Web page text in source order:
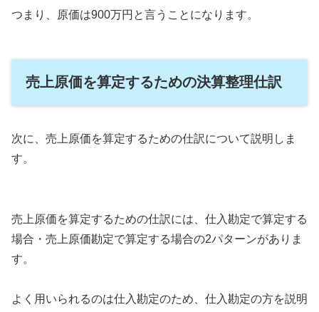
つまり、原価は900万円と言うことになります。
売上原価を算定するための決算整理仕訳
次に、売上原価を算定するための仕訳について説明しま
す。
売上原価を算定するための仕訳には、仕入勘定で算定する
場合・売上原価勘定で算定する場合の2パターンがありま
す。
よく用いられるのは仕入勘定のため、仕入勘定の方を説明